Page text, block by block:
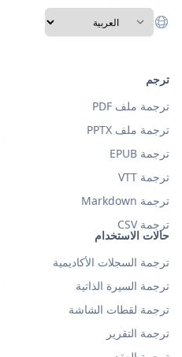
حالات الاستخدام
ترجمة السجلات الأكاديمية
ترجمة السيرة الذاتية
ترجمة لقطات الشاشة
ترجمة التقرير
ترجم
ترجمة ملف PDF
ترجمة ملف PPTX
ترجمة EPUB
ترجمة VTT
ترجمة Markdown
ترجمة CSV